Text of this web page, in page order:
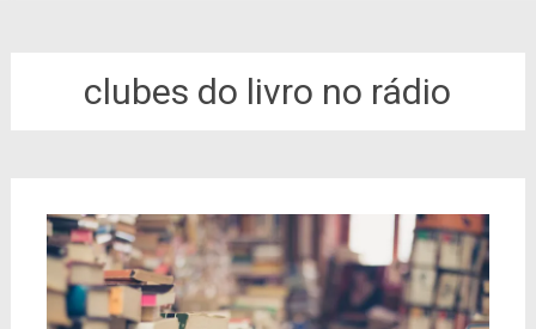
clubes do livro no rádio